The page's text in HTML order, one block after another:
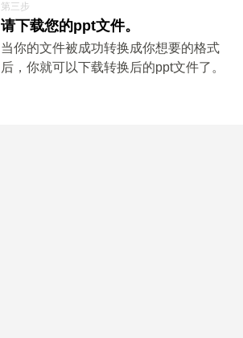
第三步
请下载您的ppt文件。
当你的文件被成功转换成你想要的格式
后，你就可以下载转换后的ppt文件了。